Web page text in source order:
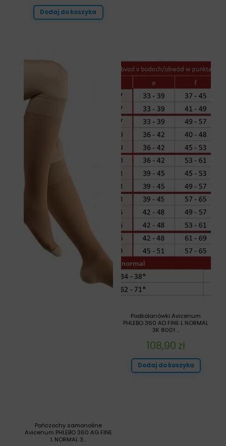
Dodaj do koszyka
Podkolanówki Avicenum
PHLEBO 360 AD FINE L NORMAL
3K 8001 ...
108,90 zł
Dodaj do koszyka
Pończochy samonośne
Avicenum PHLEBO 360 AG FINE
L NORMAL 3...